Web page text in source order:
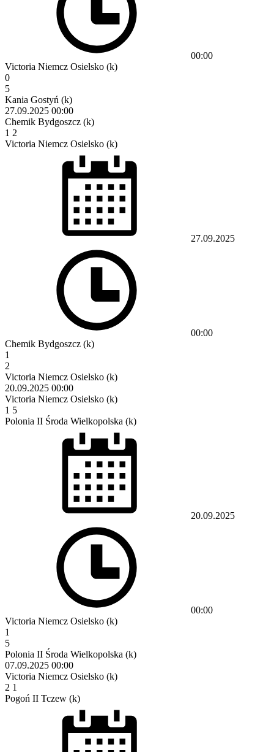
00:00
Victoria Niemcz Osielsko (k)
0
5
Kania Gostyń (k)
27.09.2025 00:00
Chemik Bydgoszcz (k)
1 2
Victoria Niemcz Osielsko (k)
27.09.2025
00:00
Chemik Bydgoszcz (k)
1
2
Victoria Niemcz Osielsko (k)
20.09.2025 00:00
Victoria Niemcz Osielsko (k)
1 5
Polonia II Środa Wielkopolska (k)
20.09.2025
00:00
Victoria Niemcz Osielsko (k)
1
5
Polonia II Środa Wielkopolska (k)
07.09.2025 00:00
Victoria Niemcz Osielsko (k)
2 1
Pogoń II Tczew (k)